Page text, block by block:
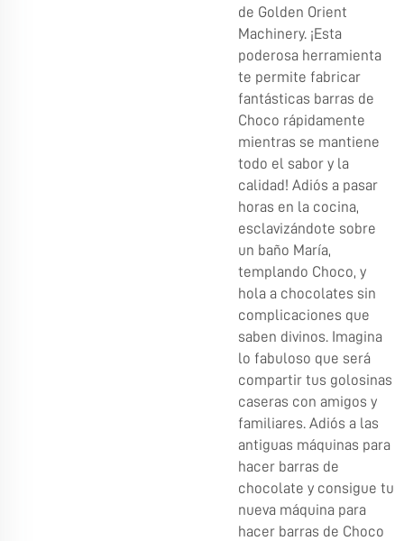
de Golden Orient
Machinery. ¡Esta
poderosa herramienta
te permite fabricar
fantásticas barras de
Choco rápidamente
mientras se mantiene
todo el sabor y la
calidad! Adiós a pasar
horas en la cocina,
esclavizándote sobre
un baño María,
templando Choco, y
hola a chocolates sin
complicaciones que
saben divinos. Imagina
lo fabuloso que será
compartir tus golosinas
caseras con amigos y
familiares. Adiós a las
antiguas máquinas para
hacer barras de
chocolate y consigue tu
nueva máquina para
hacer barras de Choco